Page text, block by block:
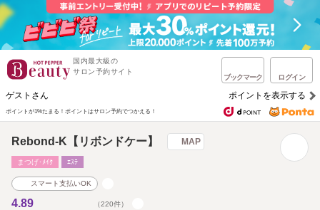
国内最大級の
サロン予約サイト
ブックマーク ログイン
ゲストさん ポイントを表示する
ポイントが1%たまる！ ポイントはサロン予約でつかえる！
Rebond-K【リボンドケー】 MAP
まつげ･ﾒｲｸ ｴｽﾃ
スマート支払いOK
4.89 （220件）